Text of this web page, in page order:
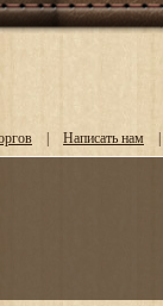
| Написать нам |